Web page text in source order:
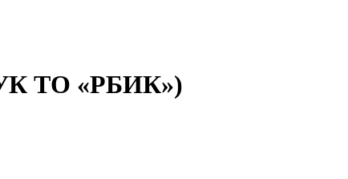
ТО «РБИК»)